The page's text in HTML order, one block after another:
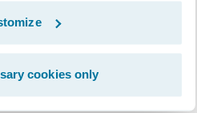
cookies only
Cloud können
Wertschöpfungskette
„as a service“
von der
über das